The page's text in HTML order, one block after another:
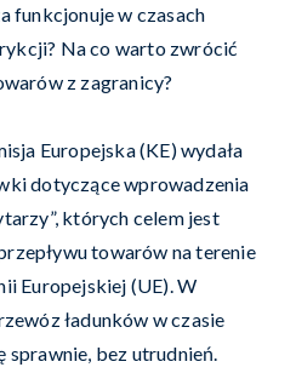
funkcjonuje w czasach
Na co warto zwrócić
z zagranicy?
Europejska (KE) wydała
dotyczące wprowadzenia
których celem jest
towarów na terenie
Europejskiej (UE). W
ładunków w czasie
sprawnie, bez utrudnień.